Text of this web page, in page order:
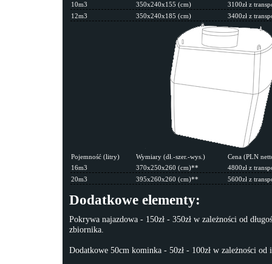
10m3
350x240x155 (cm)
3100zł z
12m3
350x240x185 (cm) 3400zł z
Pojemność (litry) Wymiary (dł.-szer.-wys.)
Cena (PLN
16m3
370x250x260 (cm)**
4800zł z
20m3
395x260x260 (cm)** 5600zł z
Dodatkowe elementy:
Pokrywa najazdowa - 150zł - 350zł w zależności od
zbiornika.
Dodatkowe 50cm kominka - 50zł - 100zł w zależności od